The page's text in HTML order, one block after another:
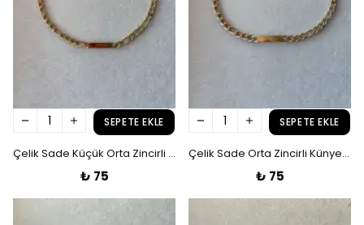
SEPETE EKLE
Çelik Sade Küçük Orta Zincirli Gold Künye Bileklik
₺ 75
SEPETE EKLE
Çelik Sade Orta Zincirli Künye Bileklik
₺ 75